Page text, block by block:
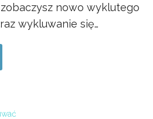
zobaczysz nowo wyklutego
wykluwanie się…